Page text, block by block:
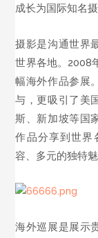
成长为国际知名摄
摄影是沟通世界
世界各地。2008
幅海外作品参展
与，更吸引了美
斯、新加坡等国
作品分享到世界
容、多元的独特魅
海外巡展是展示